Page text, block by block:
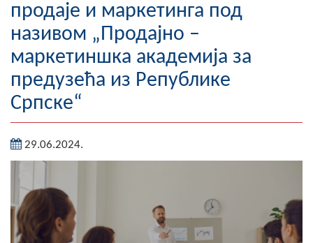
Занимљивости
Фотогалерија
НАЧЕЛНИК
О Начелнику
Извјештај о раду начелника
Статут Општине
продаје и маркетинга под
називом „Продајно –
маркетиншка академија за
предузећа из Републике
Српске“
29.06.2024.